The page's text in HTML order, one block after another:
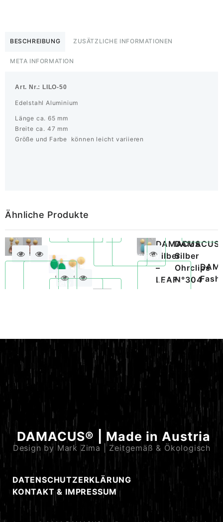
BESCHREIBUNG ZUSÄTZLICHE INFORMATIONEN
META INFORMATION
Art. Nr.: LILO-50
Edelstahl Aluminium
Länge ca. 65 mm
Breite ca. 47 mm
Größe und Farbe können leicht variieren
Ähnliche Produkte
Quickview
DAMACUS
Fashion
–
Quickview
DAMACUS
Fashion
ERA
Acryl
Quickview
DAMACUS
Silber
–
LEAF
Quickview
DAMACUS
Silber
Ohrclips
N°304
Quickview
DAMACUS® | Made in Austria
Design by Mark Zima | Zeitgemäß & Ökologisch
DATENSCHUTZERKLÄRUNG
KONTAKT & IMPRESSUM